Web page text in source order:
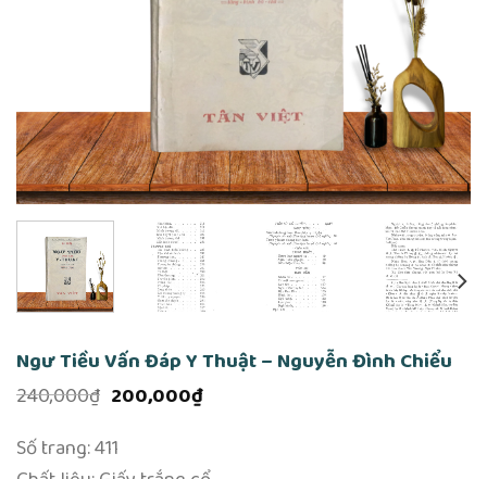
Ngư Tiều Vấn Đáp Y Thuật – Nguyễn Đình Chiểu
240,000₫ Giá
là:
240,000₫.
200,000₫Giá
Số trang: 411